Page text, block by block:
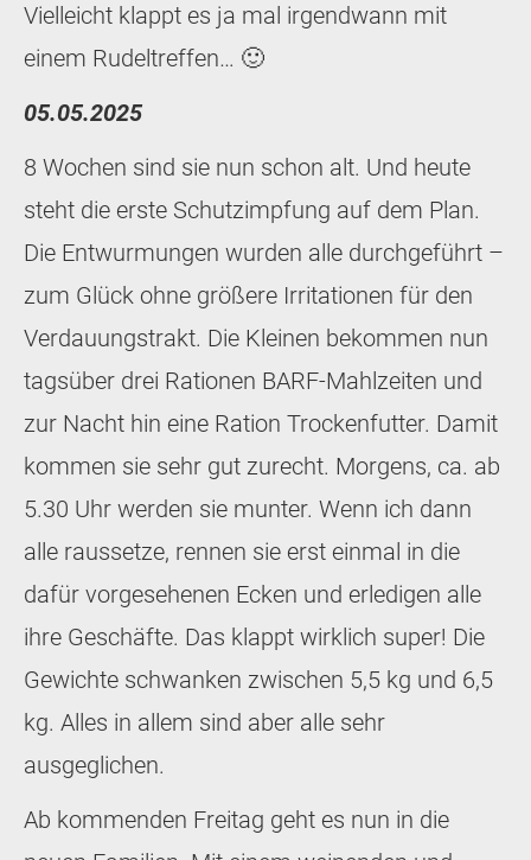
Vielleicht klappt es ja mal irgendwann mit
einem Rudeltreffen… 🙂
05.05.2025
8 Wochen sind sie nun schon alt. Und heute
steht die erste Schutzimpfung auf dem Plan.
Die Entwurmungen wurden alle durchgeführt –
zum Glück ohne größere Irritationen für den
Verdauungstrakt. Die Kleinen bekommen nun
tagsüber drei Rationen BARF-Mahlzeiten und
zur Nacht hin eine Ration Trockenfutter. Damit
kommen sie sehr gut zurecht. Morgens, ca. ab
5.30 Uhr werden sie munter. Wenn ich dann
alle raussetze, rennen sie erst einmal in die
dafür vorgesehenen Ecken und erledigen alle
ihre Geschäfte. Das klappt wirklich super! Die
Gewichte schwanken zwischen 5,5 kg und 6,5
kg. Alles in allem sind aber alle sehr
ausgeglichen.
Ab kommenden Freitag geht es nun in die